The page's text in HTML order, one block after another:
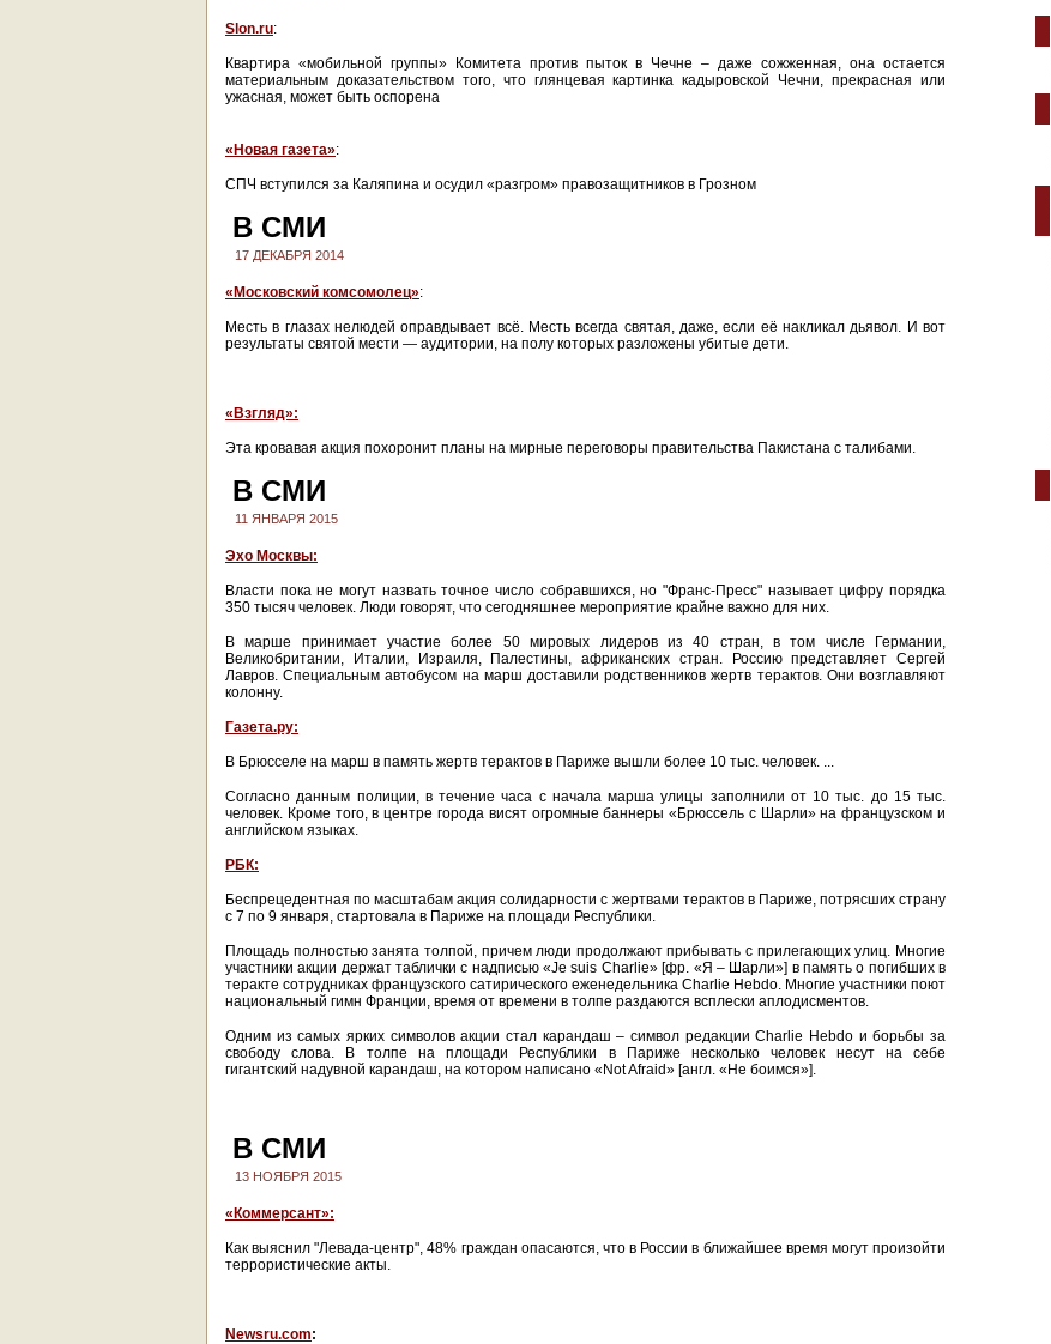
Slon.ru:
Квартира «мобильной группы» Комитета против пыток в Чечне – даже сожженная, она остается
материальным доказательством того, что глянцевая картинка кадыровской Чечни, прекрасная или
ужасная, может быть оспорена
«Новая газета»:
СПЧ вступился за Каляпина и осудил «разгром» правозащитников в Грозном
В СМИ
17 ДЕКАБРЯ 2014
«Московский комсомолец»:
Месть в глазах нелюдей оправдывает всё. Месть всегда святая, даже, если её накликал дьявол. И вот
результаты святой мести — аудитории, на полу которых разложены убитые дети.
«Взгляд»:
Эта кровавая акция похоронит планы на мирные переговоры правительства Пакистана с талибами.
В СМИ
11 ЯНВАРЯ 2015
Эхо Москвы:
Власти пока не могут назвать точное число собравшихся, но "Франс-Пресс" называет цифру порядка
350 тысяч человек. Люди говорят, что сегодняшнее мероприятие крайне важно для них.
В марше принимает участие более 50 мировых лидеров из 40 стран, в том числе Германии,
Великобритании, Италии, Израиля, Палестины, африканских стран. Россию представляет Сергей
Лавров. Специальным автобусом на марш доставили родственников жертв терактов. Они возглавляют
колонну.
Газета.ру:
В Брюсселе на марш в память жертв терактов в Париже вышли более 10 тыс. человек. ...
Согласно данным полиции, в течение часа с начала марша улицы заполнили от 10 тыс. до 15 тыс.
человек. Кроме того, в центре города висят огромные баннеры «Брюссель с Шарли» на французском и
английском языках.
РБК:
Беспрецедентная по масштабам акция солидарности с жертвами терактов в Париже, потрясших страну
с 7 по 9 января, стартовала в Париже на площади Республики.
Площадь полностью занята толпой, причем люди продолжают прибывать с прилегающих улиц. Многие
участники акции держат таблички с надписью «Je suis Charlie» [фр. «Я – Шарли»] в память о погибших в
теракте сотрудниках французского сатирического еженедельника Charlie Hebdo. Многие участники поют
национальный гимн Франции, время от времени в толпе раздаются всплески аплодисментов.
Одним из самых ярких символов акции стал карандаш – символ редакции Charlie Hebdo и борьбы за
свободу слова. В толпе на площади Республики в Париже несколько человек несут на себе
гигантский надувной карандаш, на котором написано «Not Afraid» [англ. «Не боимся»].
В СМИ
13 НОЯБРЯ 2015
«Коммерсант»:
Как выяснил "Левада-центр", 48% граждан опасаются, что в России в ближайшее время могут произойти
террористические акты.
Newsru.com: